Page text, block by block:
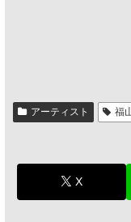
アーティスト 福
X